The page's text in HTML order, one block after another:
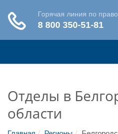
Отделы в
области